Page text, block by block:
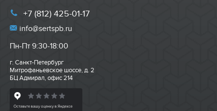
+7 (812) 425-01-17
info@sertspb.ru
Пн-Пт 9:30-18:00
г. Санкт-Петербург
Митрофаньевское шоссе, д. 2
БЦ Адмирал, офис 214